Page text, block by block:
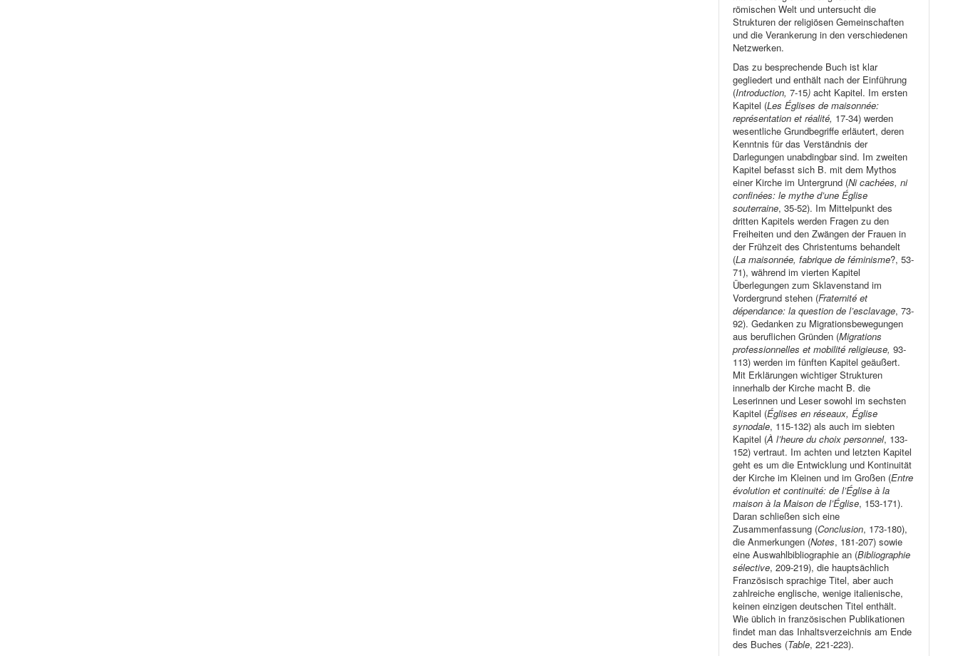
römischen Welt und untersucht die
Strukturen der religiösen Gemeinschaften
und die Verankerung in den verschiedenen
Netzwerken.
Das zu besprechende Buch ist klar
gegliedert und enthält nach der Einführung
(Introduction,7-15)acht Kapitel. Im ersten
Kapitel (Les Églises de maisonnée:
représentation et réalité, 17-34) werden
wesentliche Grundbegriffe erläutert, deren
Kenntnis für das Verständnis der
Darlegungen unabdingbar sind. Im zweiten
Kapitel befasst sich B. mit dem Mythos
einer Kirche im Untergrund (Ni cachées, ni
confinées: le mythe d’une Église
souterraine, 35-52). Im Mittelpunkt des
dritten Kapitels werden Fragen zu den
Freiheiten und den Zwängen der Frauen in
der Frühzeit des Christentums behandelt
(La maisonnée, fabrique de féminisme?, 53-
71), während im vierten Kapitel
Überlegungen zum Sklavenstand im
Vordergrund stehen (Fraternité et
dépendance: la question de l’esclavage, 73-
92). Gedanken zu Migrationsbewegungen
aus beruflichen Gründen (Migrations
professionnelles et mobilité religieuse,93-
113) werden im fünften Kapitel geäußert.
Mit Erklärungen wichtiger Strukturen
innerhalb der Kirche macht B. die
Leserinnen und Leser sowohl im sechsten
Kapitel (Églises en réseaux, Église
synodale, 115-132) als auch im siebten
Kapitel (À l’heure du choix personnel, 133-
152) vertraut. Im achten und letzten Kapitel
geht es um die Entwicklung und Kontinuität
der Kirche im Kleinen und im Großen (Entre
évolution et continuité: de l’Église à la
maison à la Maison de l’Église, 153-171).
Daran schließen sich eine
Zusammenfassung (Conclusion, 173-180),
die Anmerkungen (Notes, 181-207) sowie
eine Auswahlbibliographie an (Bibliographie
sélective, 209-219), die hauptsächlich
Französisch sprachige Titel, aber auch
zahlreiche englische, wenige italienische,
keinen einzigen deutschen Titel enthält.
Wie üblich in französischen Publikationen
findet man das Inhaltsverzeichnis am Ende
des Buches (Table, 221-223).